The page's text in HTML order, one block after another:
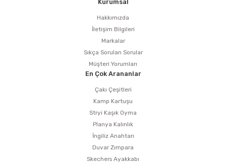
Kurumsal
Hakkımızda
İletişim Bilgileri
Markalar
Sıkça Sorulan Sorular
Müşteri Yorumları
En Çok Arananlar
Çakı Çeşitleri
Kamp Kartuşu
Stryi Kaşık Oyma
Planya Kalınlık
İngiliz Anahtarı
Duvar Zımpara
Skechers Ayakkabı